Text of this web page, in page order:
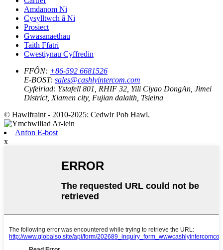
Amdanom Ni
Cysylltwch â Ni
Prosiect
Gwasanaethau
Taith Ffatri
Cwestiynau Cyffredin
FFÔN: +86-592 6681526
E-BOST: sales@cashlyintercom.com
Cyfeiriad: Ystafell 801, RHIF 32, Yili Ciyao DongAn, Jimei
District, Xiamen city, Fujian dalaith, Tsieina
© Hawlfraint - 2010-2025: Cedwir Pob Hawl.
Anfon E-bost
x